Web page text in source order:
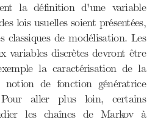
la définition d'une variable
lois usuelles soient présentées,
classiques de modélisation. Les
variables discrètes devront être
la caractérisation de la
de fonction génératrice
aller plus loin, certains
les chaînes de Markov à